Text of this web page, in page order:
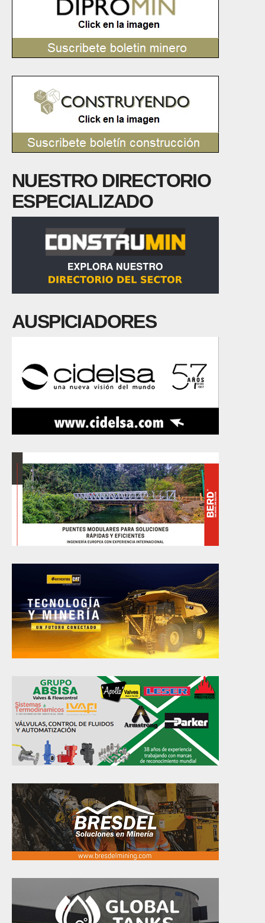
NUESTRO DIRECTORIO
ESPECIALIZADO
AUSPICIADORES